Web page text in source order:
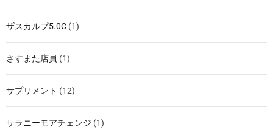
ザスカルプ5.0C (1)
さすまた店員 (1)
サプリメント (12)
サラニーモアチェンジ (1)